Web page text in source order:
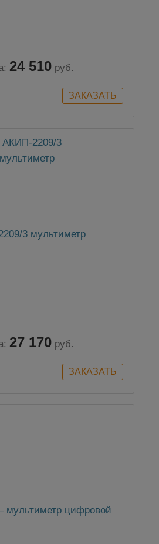
24 510 руб.
3 мультиметр
27 170 руб.
мультиметр цифровой